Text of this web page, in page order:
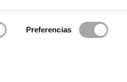
Preferencias
© 2026 Rosa Clará | Since 1995 ·